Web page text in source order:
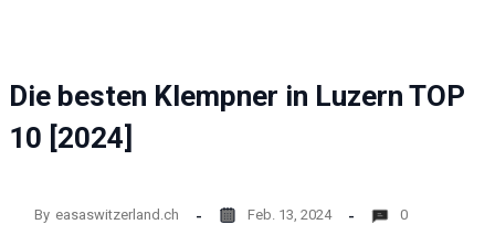
Die besten Klempner in Luzern TOP
10 [2024]
By easaswitzerland.ch Feb. 13, 2024 0
der Website auf
Basis der
Nutzung